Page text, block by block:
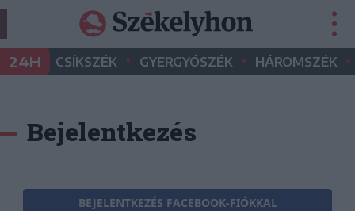
24H CSÍKSZÉK • GYERGYÓSZÉK • HÁROMSZÉK •
Bejelentkezés
BEJELENTKEZÉS FACEBOOK-FIÓKKAL